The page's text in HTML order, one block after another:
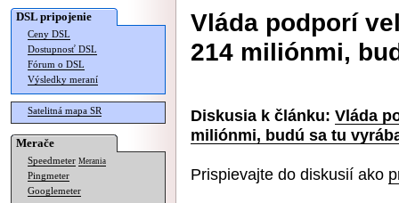
DSL pripojenie
Ceny DSL
Dostupnosť DSL
Fórum o DSL
Výsledky meraní
Satelitná mapa SR
Merače
Speedmeter Merania
Pingmeter
Googlemeter
Vláda podporí
214 miliónmi,
Diskusia k článku: Vláda
miliónmi, budú sa tu
Prispievajte do diskusií ako